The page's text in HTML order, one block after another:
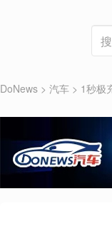
DoNews > 汽车 > 1秒极